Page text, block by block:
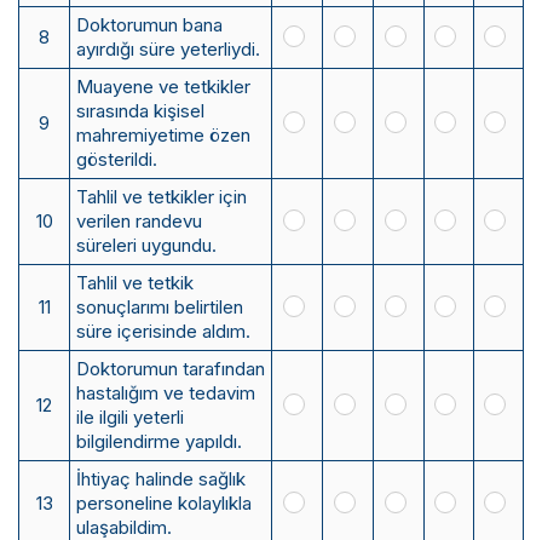
8
Doktorumun bana
ayırdığı süre yeterliydi.
9
Muayene ve tetkikler
sırasında kişisel
mahremiyetime özen
gösterildi.
10
Tahlil ve tetkikler için
verilen randevu
süreleri uygundu.
11
Tahlil ve tetkik
sonuçlarımı belirtilen
süre içerisinde aldım.
12
Doktorumun tarafından
hastalığım ve tedavim
ile ilgili yeterli
bilgilendirme yapıldı.
13
İhtiyaç halinde sağlık
personeline kolaylıkla
ulaşabildim.